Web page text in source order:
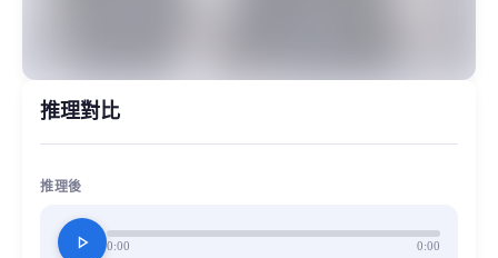
推理對比
推理後
play_arrow 0:00 0:00